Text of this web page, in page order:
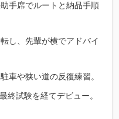
手席でルートと納品手順
し、先輩が横でアドバイ
車や狭い道の反復練習。
終試験を経てデビュー。